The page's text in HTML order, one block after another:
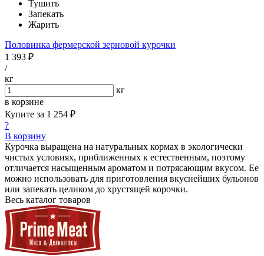
Тушить
Запекать
Жарить
Половинка фермерской зерновой курочки
1 393 ₽
/
кг
кг
в корзине
Купите за 1 254 ₽
?
В корзину
Курочка выращена на натуральных кормах в экологически
чистых условиях, приближенных к естественным, поэтому
отличается насыщенным ароматом и потрясающим вкусом. Ее
можно использовать для приготовления вкуснейших бульонов
или запекать целиком до хрустящей корочки.
Весь каталог товаров